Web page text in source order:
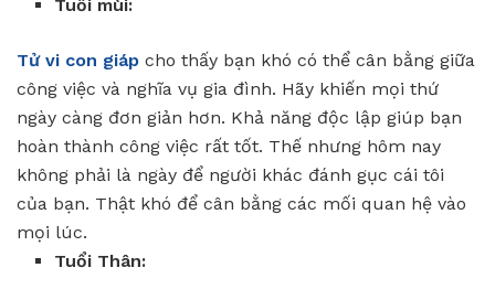
Tuổi mùi:
Tử vi con giáp cho thấy bạn khó có thể cân bằng giữa
công việc và nghĩa vụ gia đình. Hãy khiến mọi thứ
ngày càng đơn giản hơn. Khả năng độc lập giúp bạn
hoàn thành công việc rất tốt. Thế nhưng hôm nay
không phải là ngày để người khác đánh gục cái tôi
của bạn. Thật khó để cân bằng các mối quan hệ vào
mọi lúc.
Tuổi Thân: